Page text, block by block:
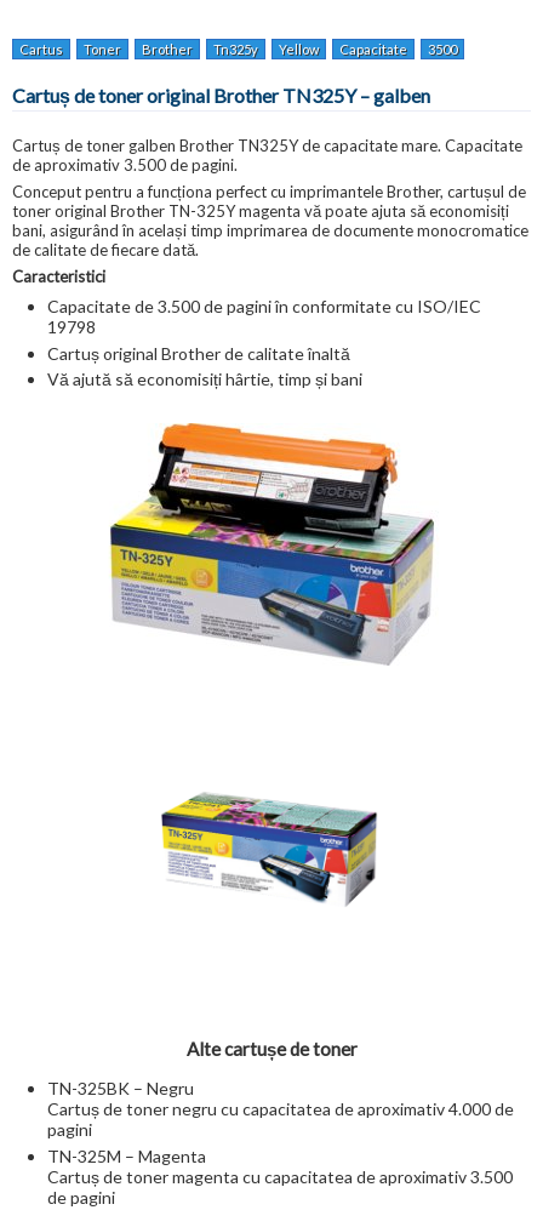
Cartus Toner Brother Tn325y Yellow Capacitate 3500
Cartuș de toner original Brother TN325Y – galben
Cartuș de toner galben Brother TN325Y de capacitate mare. Capacitate
de aproximativ 3.500 de pagini.
Conceput pentru a funcționa perfect cu imprimantele Brother, cartușul de
toner original Brother TN-325Y magenta vă poate ajuta să economisiți
bani, asigurând în același timp imprimarea de documente monocromatice
de calitate de fiecare dată.
Caracteristici
Capacitate de 3.500 de pagini în conformitate cu ISO/IEC
19798
Cartuș original Brother de calitate înaltă
Vă ajută să economisiți hârtie, timp și bani
Alte cartușe de toner
TN-325BK – Negru
Cartuș de toner negru cu capacitatea de aproximativ 4.000 de
pagini
TN-325M – Magenta
Cartuș de toner magenta cu capacitatea de aproximativ 3.500
de pagini